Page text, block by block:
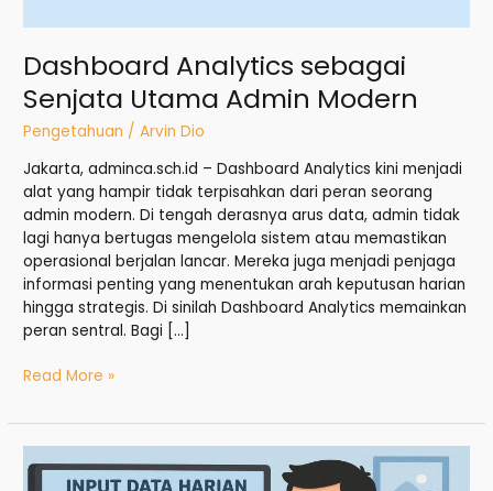
Dashboard Analytics sebagai
Senjata Utama Admin Modern
Pengetahuan /Arvin Dio
Jakarta, adminca.sch.id – Dashboard Analytics kini menjadi
alat yang hampir tidak terpisahkan dari peran seorang
admin modern. Di tengah derasnya arus data, admin tidak
lagi hanya bertugas mengelola sistem atau memastikan
operasional berjalan lancar. Mereka juga menjadi penjaga
informasi penting yang menentukan arah keputusan harian
hingga strategis. Di sinilah Dashboard Analytics memainkan
peran sentral. Bagi […]
Read More »